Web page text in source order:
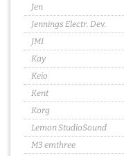
Jen
Jennings Electr. Dev.
JMI
Kay
Keio
Kent
Korg
Lemon StudioSound
M3 emthree